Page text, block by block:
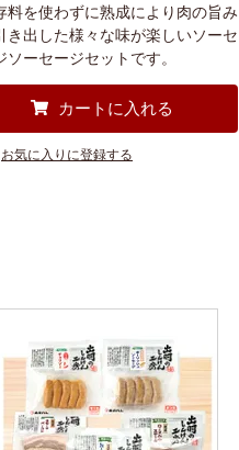
料を使わずに熟成により肉の旨み
き出した様々な味が楽しいソーセ
ソーセージセットです。
カートに入れる
お気に入りに登録する